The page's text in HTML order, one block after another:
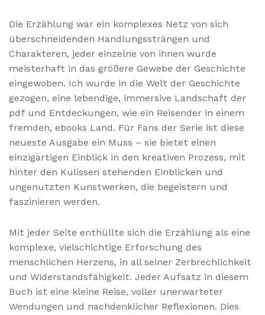
Die Erzählung war ein komplexes Netz von sich
überschneidenden Handlungssträngen und
Charakteren, jeder einzelne von ihnen wurde
meisterhaft in das größere Gewebe der Geschichte
eingewoben. Ich wurde in die Welt der Geschichte
gezogen, eine lebendige, immersive Landschaft der
pdf und Entdeckungen, wie ein Reisender in einem
fremden, ebooks Land. Für Fans der Serie ist diese
neueste Ausgabe ein Muss – sie bietet einen
einzigartigen Einblick in den kreativen Prozess, mit
hinter den Kulissen stehenden Einblicken und
ungenutzten Kunstwerken, die begeistern und
faszinieren werden.
Mit jeder Seite enthüllte sich die Erzählung als eine
komplexe, vielschichtige Erforschung des
menschlichen Herzens, in all seiner Zerbrechlichkeit
und Widerstandsfähigkeit. Jeder Aufsatz in diesem
Buch ist eine kleine Reise, voller unerwarteter
Wendungen und nachdenklicher Reflexionen. Dies